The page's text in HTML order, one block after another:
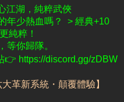
江湖，純粹武俠
年少熱血嗎？ > 經典+10
純粹！
等你歸隊。
👉 https://discord.gg/zDBW
大革新系統・顛覆體驗】